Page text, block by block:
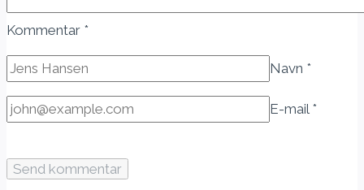
Kommentar *
Navn *
E-mail *